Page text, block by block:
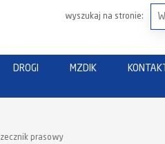
DROGI MZDIK KONTAKT
wyszukaj na stronie:
prasowy